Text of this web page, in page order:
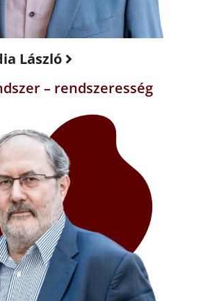
László
– rendszeresség